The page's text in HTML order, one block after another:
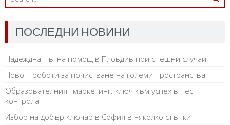
ПОСЛЕДНИ НОВИНИ
Надеждна пътна помощ в Пловдив при спешни случаи
Ново – роботи за почистване на големи пространства
Образователният маркетинг: ключ към успех в пест
контрола
Избор на добър ключар в София в няколко стъпки